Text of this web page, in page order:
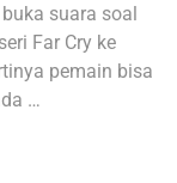
suara soal
Far Cry ke
pemain bisa
…